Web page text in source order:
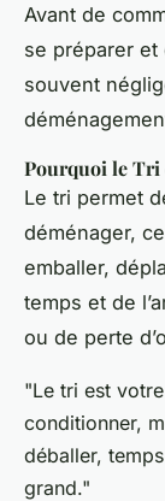
Avant de
se préparer
souvent
Pourquoi le
Le tri permet
déménager,
emballer,
temps et de
ou de perte
"Le tri est
conditionner,
déballer,
grand."